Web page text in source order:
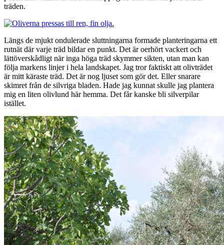
träden.
Längs de mjukt ondulerade sluttningarna formade planteringarna ett
rutnät där varje träd bildar en punkt. Det är oerhört vackert och
lättöverskådligt när inga höga träd skymmer sikten, utan man kan
följa markens linjer i hela landskapet. Jag tror faktiskt att olivträdet
är mitt käraste träd. Det är nog ljuset som gör det. Eller snarare
skimret från de silvriga bladen. Hade jag kunnat skulle jag plantera
mig en liten olivlund här hemma. Det får kanske bli silverpilar
istället.